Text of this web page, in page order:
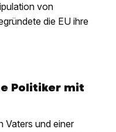
von
die EU ihre
Politiker mit
Vaters und einer